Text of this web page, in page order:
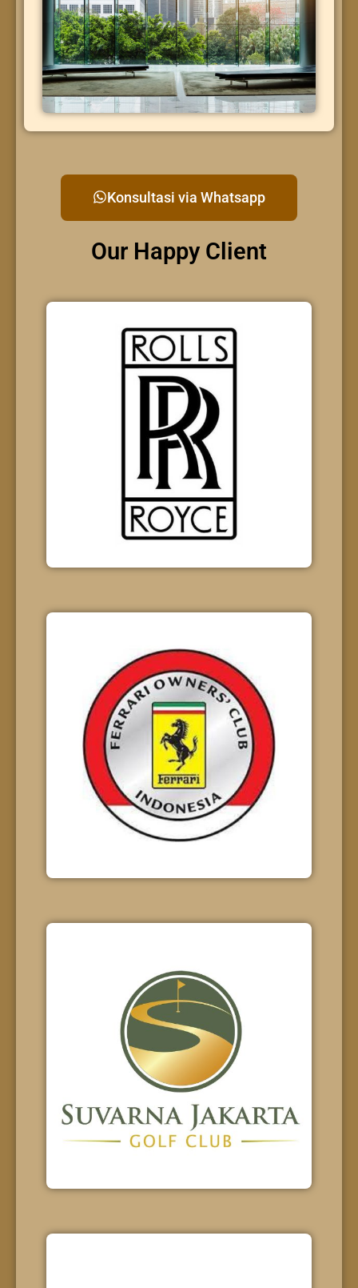
Konsultasi via Whatsapp
Our Happy Client